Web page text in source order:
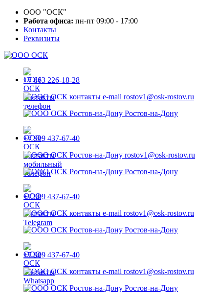
ООО "ОСК"
Работа офиса: пн-пт 09:00 - 17:00
Контакты
Реквизиты
+7 863 226-18-28
rostov1@osk-rostov.ru
Ростов-на-Дону
+7 909 437-67-40
rostov1@osk-rostov.ru
Ростов-на-Дону
+7 909 437-67-40
rostov1@osk-rostov.ru
Ростов-на-Дону
+7 909 437-67-40
rostov1@osk-rostov.ru
Ростов-на-Дону